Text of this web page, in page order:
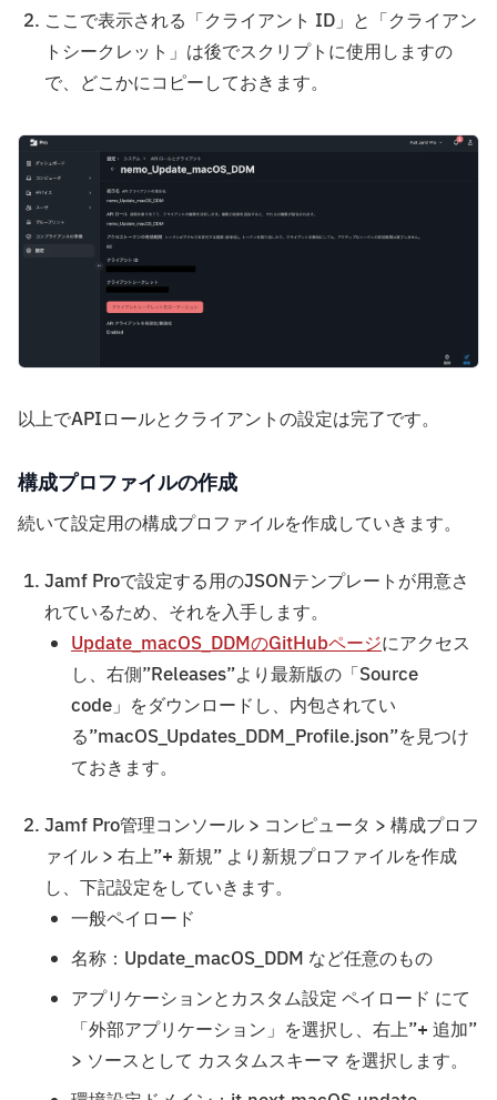
ここで表示される「クライアント ID」と「クライアン
トシークレット」は後でスクリプトに使用しますの
で、どこかにコピーしておきます。
以上でAPIロールとクライアントの設定は完了です。
構成プロファイルの作成
続いて設定用の構成プロファイルを作成していきます。
Jamf Proで設定する用のJSONテンプレートが用意さ
れているため、それを入手します。
Update_macOS_DDMのGitHubページにアクセス
し、右側”Releases”より最新版の「Source
code」をダウンロードし、内包されてい
る”macOS_Updates_DDM_Profile.json”を見つけ
ておきます。
Jamf Pro管理コンソール > コンピュータ > 構成プロフ
ァイル > 右上”+ 新規” より新規プロファイルを作成
し、下記設定をしていきます。
一般ペイロード
名称：Update_macOS_DDM など任意のもの
アプリケーションとカスタム設定 ペイロード にて
「外部アプリケーション」を選択し、右上”+ 追加”
> ソースとして カスタムスキーマ を選択します。